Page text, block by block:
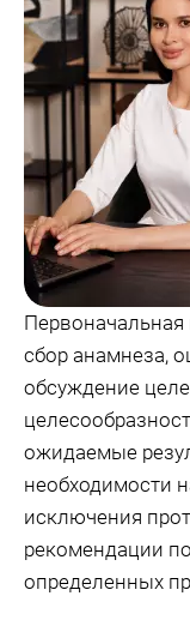
Первоначальная
сбор анамнеза,
обсуждение
ожидаемые
необходимости
исключения
рекомендации
определенных